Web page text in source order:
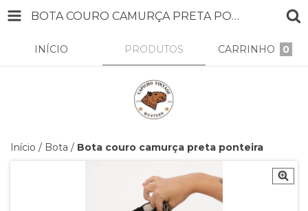
BOTA COURO CAMURÇA PRETA PONTEIRA
INÍCIO PRODUTOS CARRINHO 0
Início / Bota / Bota couro camurça preta ponteira